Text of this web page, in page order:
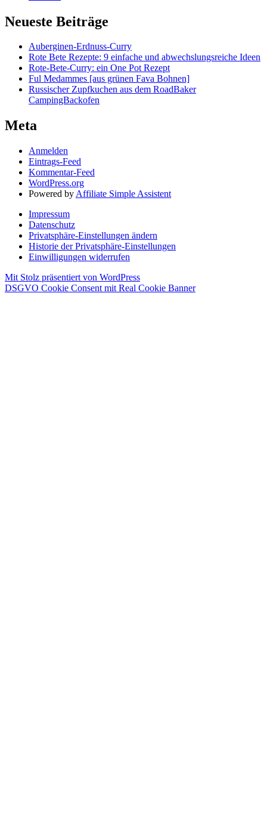
Neueste Beiträge
Auberginen-Erdnuss-Curry
Rote Bete Rezepte: 9 einfache und abwechslungsreiche Ideen
Rote-Bete-Curry: ein One Pot Rezept
Ful Medammes [aus grünen Fava Bohnen]
Russischer Zupfkuchen aus dem RoadBaker
CampingBackofen
Meta
Anmelden
Eintrags-Feed
Kommentar-Feed
WordPress.org
Powered by Affiliate Simple Assistent
Impressum
Datenschutz
Privatsphäre-Einstellungen ändern
Historie der Privatsphäre-Einstellungen
Einwilligungen widerrufen
Mit Stolz präsentiert von WordPress
DSGVO Cookie Consent mit Real Cookie Banner